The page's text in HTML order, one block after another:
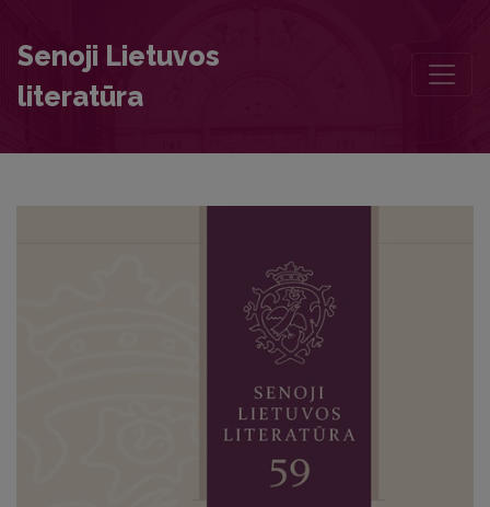
Senoji Lietuvos
literatūra